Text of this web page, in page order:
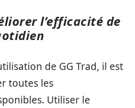
l’efficacité de
de GG Trad, il est
toutes les
Utiliser le